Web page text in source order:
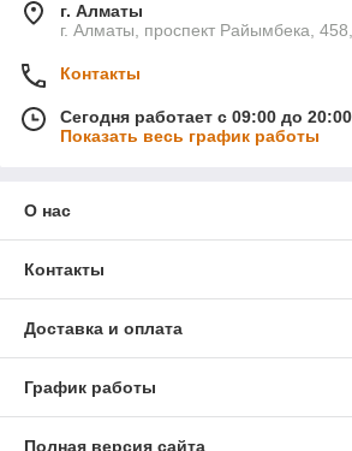
г. Алматы
г. Алматы, проспект Райымбека,
Контакты
Сегодня работает с 09:00 до 20:00
Показать весь график работы
О нас
Контакты
Доставка и оплата
График работы
Полная версия сайта